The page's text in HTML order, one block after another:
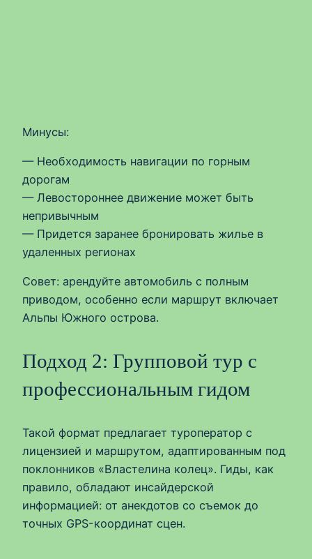
Минусы:
— Необходимость навигации по горным
дорогам
— Левостороннее движение может быть
непривычным
— Придется заранее бронировать жилье в
удаленных регионах
Совет: арендуйте автомобиль с полным
приводом, особенно если маршрут включает
Альпы Южного острова.
Подход 2: Групповой тур с
профессиональным гидом
Такой формат предлагает туроператор с
лицензией и маршрутом, адаптированным под
поклонников «Властелина колец». Гиды, как
правило, обладают инсайдерской
информацией: от анекдотов со съемок до
точных GPS-координат сцен.